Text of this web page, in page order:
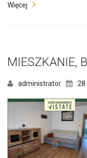
Więcej
MIESZKANIE,
administrator 28